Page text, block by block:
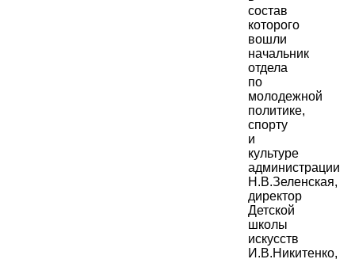
состав
которого
вошли
начальник
отдела
по
молодежной
политике,
спорту
и
культуре
администрации
Н.В.Зеленская,
директор
Детской
школы
искусств
И.В.Никитенко,